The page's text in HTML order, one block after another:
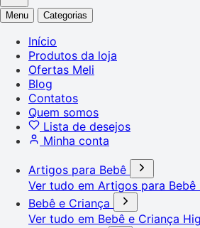
Menu Categorias
Início
Produtos da loja
Ofertas Meli
Blog
Contatos
Quem somos
Lista de desejos
Minha conta
Artigos para Bebê
Ver tudo em Artigos para Bebê
Bebê e Criança
Ver tudo em Bebê e Criança